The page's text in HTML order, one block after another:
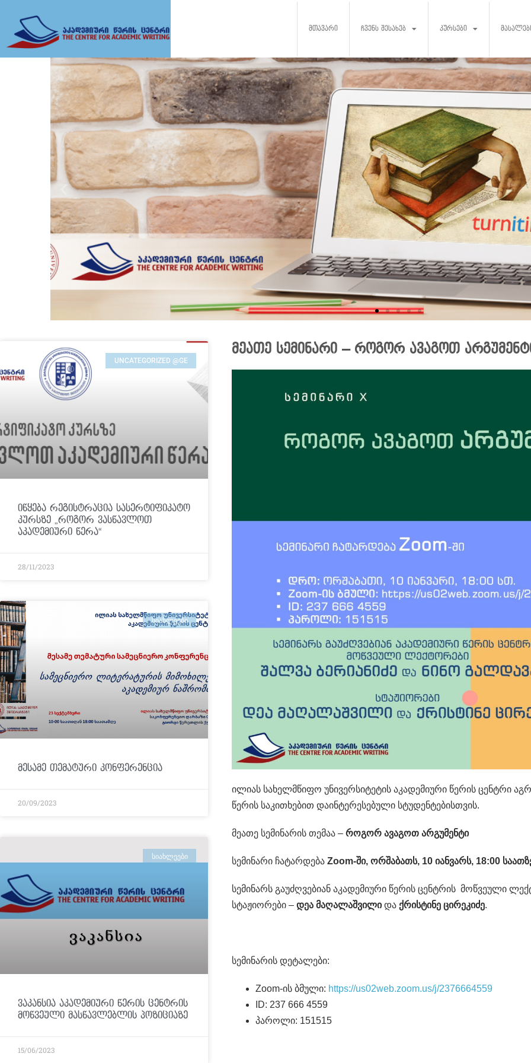
მთავარი ჩვენს შესახებ კურსები
UNCATEGORIZED @GE
იწყება რეგისტრაცია სასერტიფიკატო
კურსზე „როგორ ვასწავლოთ
აკადემიური წერა“
28/11/2023
ᲡᲘᲐᲮᲚᲔᲔᲑᲘ
მესამე თემატური კონფერენცია
20/09/2023
ᲡᲘᲐᲮᲚᲔᲔᲑᲘ
ვაკანსია აკადემიური წერის ცენტრის
მოწვეული მასწავლებლის პოზიციაზე
15/06/2023
მეათე სემინარი – როგორ ავაგოთ
ილიას სახელმწიფო უნივერსიტეტის აკადემიური წერის ცენტრი
წერის საკითხებით დაინტერესებული სტუდენტებისთვის.
მეათე სემინარის თემაა –როგორ ავაგოთ არგუმენტი
სემინარი ჩატარდება Zoom-ში, ორშაბათს, 10 იანვარს, 18:00
სემინარს გაუძღვებიან აკადემიური წერის ცენტრის მოწვეული
სტაჟიორები –დეა მაღალაშვილიდა ქრისტინე ცირეკიძე.
სემინარის დეტალები:
Zoom-ის ბმული: https://us02web.zoom.us/j/2376664559
ID: 237 666 4559
პაროლი: 151515